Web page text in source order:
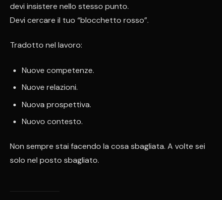
devi insistere nello stesso punto.
Devi cercare il tuo “blocchetto rosso”.
Tradotto nel lavoro:
Nuove competenze.
Nuove relazioni.
Nuova prospettiva.
Nuovo contesto.
Non sempre stai facendo la cosa sbagliata. A volte sei
solo nel posto sbagliato.